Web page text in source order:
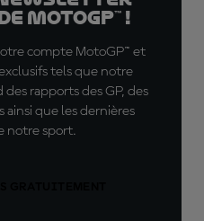
MotoGP™ !
compte MotoGP™ et
tels que notre
rapports des GP, des
que les dernières
notre sport.